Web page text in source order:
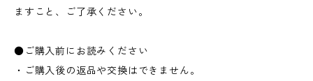
ますこと、ご了承ください。
●ご購入前にお読みください
・ご購入後の返品や交換はできません。